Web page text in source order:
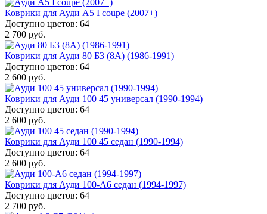
Коврики для Ауди А5 I coupe (2007+)
Доступно цветов: 64
2 700 руб.
Коврики для Ауди 80 Б3 (8A) (1986-1991)
Доступно цветов: 64
2 600 руб.
Коврики для Ауди 100 45 универсал (1990-1994)
Доступно цветов: 64
2 600 руб.
Коврики для Ауди 100 45 седан (1990-1994)
Доступно цветов: 64
2 600 руб.
Коврики для Ауди 100-A6 седан (1994-1997)
Доступно цветов: 64
2 700 руб.